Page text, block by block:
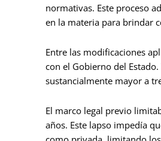
normativas. Este proceso
en la materia para brindar
Entre las modificaciones
con el Gobierno del
sustancialmente mayor a
El marco legal previo
años. Este lapso impedía